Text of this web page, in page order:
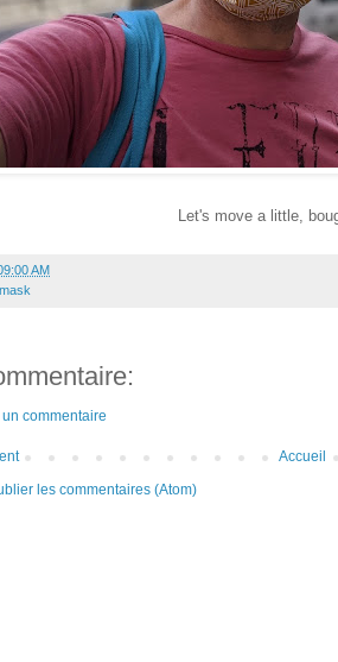
Let's move a little,
AM
mask
commentaire
Accueil
les commentaires (Atom)